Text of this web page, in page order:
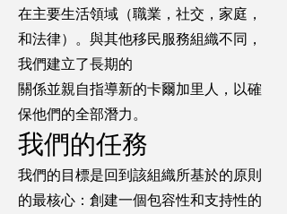
在主要生活領域（職業，社交，家庭，
和法律）。與其他移民服務組織不同，
我們建立了長期的
關係並親自指導新的卡爾加里人，以確
保他們的全部潛力。
我們的任務
我們的目標是回到該組織所基於的原則
的最核心：創建一個包容性和支持性的